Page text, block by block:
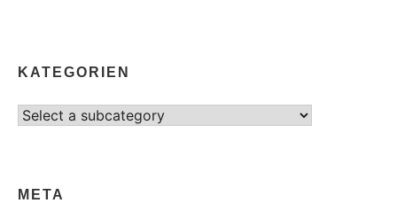
KATEGORIEN
Select
META